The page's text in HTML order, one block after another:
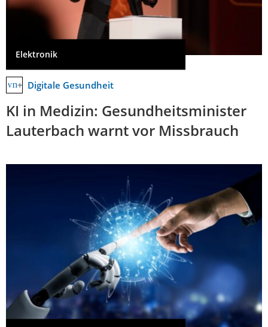
Elektronik
Digitale Gesundheit
KI in Medizin: Gesundheitsminister
Lauterbach warnt vor Missbrauch